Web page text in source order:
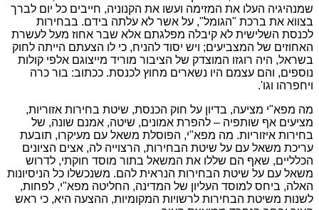
שמנהיגיה העלו את המזימה ועשו את הקנוניה, חייבים כל יום לברך
בצווא את ברכת "הגומל", על אשר לא עלתה בידם. בבחירות
לכנסת השלישית לא קיבלה מפלגתם אלא שבר אחוז מעל לעשרת
האחוזים של המצביעים; ויש יסוד להניח, כי לו הצעתם הייתה לחוק
בשראל, היה רוגזו המוצדק של הציבור מוריד מייצוגם אלפי קולות
נוספים, והם עצמם היו נשארים מחוץ לכנסת. ככתוב: בור כרה
ויחפרהו וגו'.
מה מפא"י מציעה, בדיון על חוק הכנסת, שיטת בחירות אזוריות,
מציעים אף שותפיה – להפרת אמונים, שיטה, אמנם שונה, של
בחירות איזוריות. מה מפא"י, הפוסלת משאל עם מעיקרו, תובעת
עריכת משאל עם על שיטת הבחירות, הרצוייה לה, אצים הציונים
הכלליים, שאף הם שללו את המשאל בתור מוסד חוקתי, לדרוש
משאל עם על שיטת הבחירות הנראית להם. משנכשלו כל הניסיונות
האלה, ביחס למוסד העליון של המדינה, החליטה מפא"י, לפחות,
לשנות משיטת הבחירות לרשויות המקומיות, ההצעה היא, כי ראש